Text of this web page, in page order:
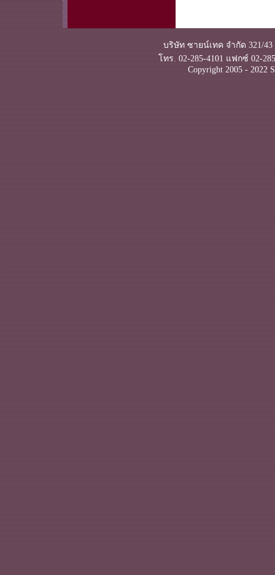
บริษัท ซายน์เทค จำกัด 321/
โทร. 02-285-4101 แฟกซ์ 02-
Copyright 2005 - 2022